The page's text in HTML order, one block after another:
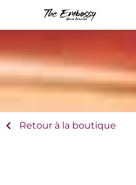
Retour à la boutique